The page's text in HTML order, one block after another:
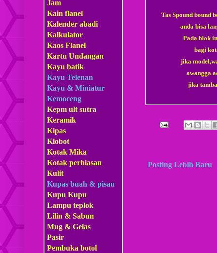
Tas Spound bound
anda bisa
Pada blok
bagi
jika
awangga
jika
Posting Lebih Baru
Jam
Kain flanel
Kalender abadi
Kalkulator
Kaos Flanel
Kartu Undangan
Kayu batik
Kayu Telenan
Kayu & Miniatur
Kemoceng
Kepm ult sutra
Keramik
Kipas
Klobot
Kotak Mika
Kotak perhiasan
Kulit
Kupas buah & pisau
Kupu Kupu
Lampu teplok
Lilin & Sabun
Mug & Gelas
Pasir
Pembuka botol